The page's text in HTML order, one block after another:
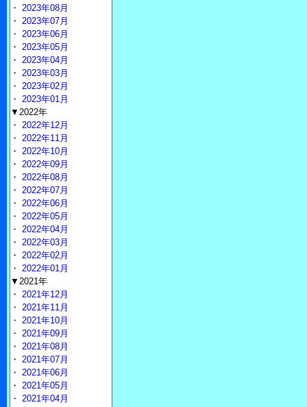
・ 2023年08月
・ 2023年07月
・ 2023年06月
・ 2023年05月
・ 2023年04月
・ 2023年03月
・ 2023年02月
・ 2023年01月
▼2022年
・ 2022年12月
・ 2022年11月
・ 2022年10月
・ 2022年09月
・ 2022年08月
・ 2022年07月
・ 2022年06月
・ 2022年05月
・ 2022年04月
・ 2022年03月
・ 2022年02月
・ 2022年01月
▼2021年
・ 2021年12月
・ 2021年11月
・ 2021年10月
・ 2021年09月
・ 2021年08月
・ 2021年07月
・ 2021年06月
・ 2021年05月
・ 2021年04月